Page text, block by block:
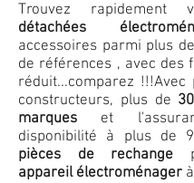
Trouvez rapidement
détachées
accessoires parmi plus
de références , avec des
réduit...comparez !!!Avec
constructeurs, plus de
marques et
disponibilité à plus de
pièces de rechange
appareil électroménager à